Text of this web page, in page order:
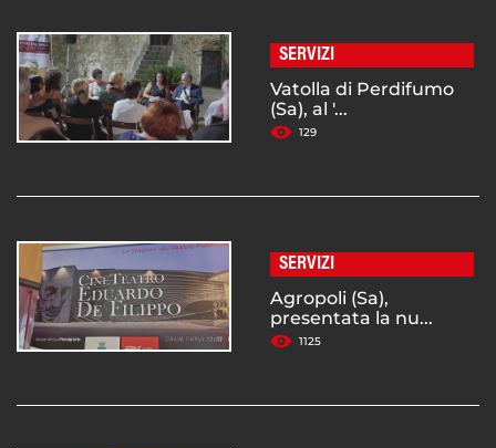
SERVIZI
Vatolla di Perdifumo
(Sa), al '...
129
SERVIZI
Agropoli (Sa),
presentata la nu...
1125